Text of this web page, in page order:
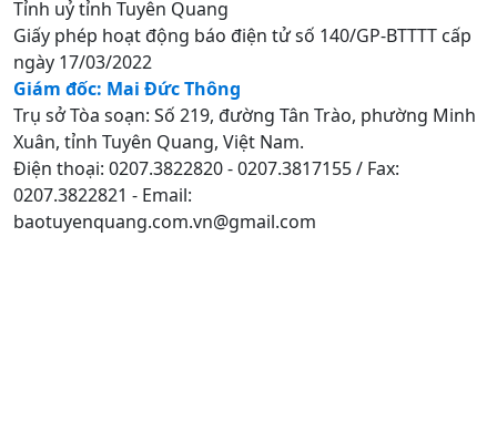
Tỉnh uỷ tỉnh Tuyên Quang
Giấy phép hoạt động báo điện tử số 140/GP-BTTTT cấp
ngày 17/03/2022
Giám đốc: Mai Đức Thông
Trụ sở Tòa soạn: Số 219, đường Tân Trào, phường Minh
Xuân, tỉnh Tuyên Quang, Việt Nam.
Điện thoại: 0207.3822820 - 0207.3817155 / Fax:
0207.3822821 - Email:
baotuyenquang.com.vn@gmail.com